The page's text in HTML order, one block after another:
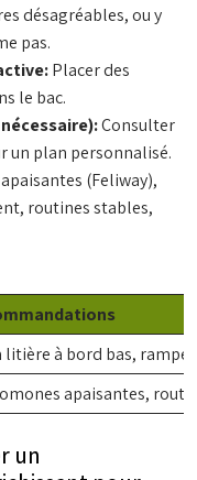
désagréables, ou y
pas.
Placer des
le bac.
Consulter
plan personnalisé.
(Feliway),
routines stables,
litière à bord bas,
apaisantes,
un